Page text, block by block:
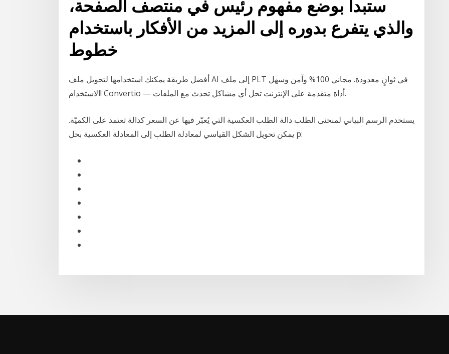
ستبدأ بوضع مفهوم رئيس في منتصف الصفحة،
والذي يتفرع بدوره إلى المزيد من الأفكار باستخدام
خطوط
أفضل طريقة يمكنك استخدامها لتحويل ملف AI إلى ملف PLT في ثوانٍ معدودة. مجاني 100% وآمن وسهل
الاستخدام! Convertio — أداة متقدمة على الإنترنت تحل أي مشاكل تحدث مع الملفات.
يستخدم الرسم البياني لمنحنى الطلب دالة الطلب العكسية التي يُعبّر فيها عن السعر كدالة تعتمد على الكميّة.
يمكن تحويل الشكل القياسي لمعادلة الطلب إلى المعادلة العكسية بحل p: